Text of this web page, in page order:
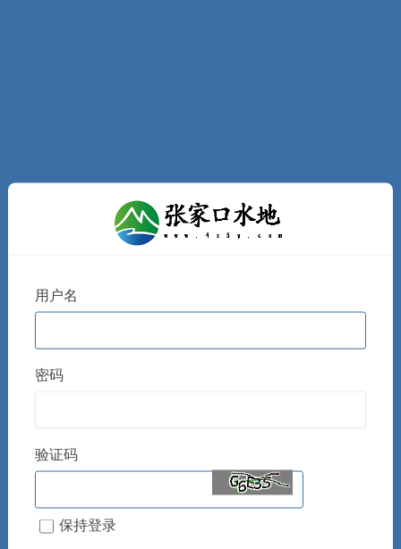
用户名
密码
验证码
保持登录